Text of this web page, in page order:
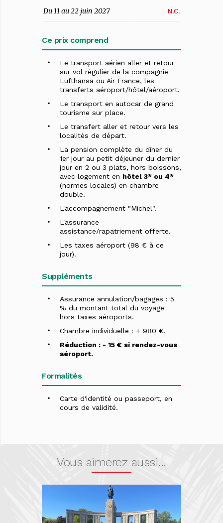
Du 11 au 22 juin 2027
N.C.
Ce prix comprend
Le transport aérien aller et retour
sur vol régulier de la compagnie
Lufthansa ou Air France, les
transferts aéroport/hôtel/aéroport.
Le transport en autocar de grand
tourisme sur place.
Le transfert aller et retour vers les
localités de départ.
La pension complète du dîner du
1er jour au petit déjeuner du dernier
jour en 2 ou 3 plats, hors boissons,
avec logement en hôtel 3* ou 4*
(normes locales) en chambre
double.
L'accompagnement "Michel".
L'assurance
assistance/rapatriement offerte.
Les taxes aéroport (98 € à ce
jour).
Suppléments
Assurance annulation/bagages : 5
% du montant total du voyage
hors taxes aéroports.
Chambre individuelle : + 980 €.
Réduction : - 15 € si rendez-vous
aéroport.
Formalités
Carte d'identité ou passeport, en
cours de validité.
Vous aimerez aussi...